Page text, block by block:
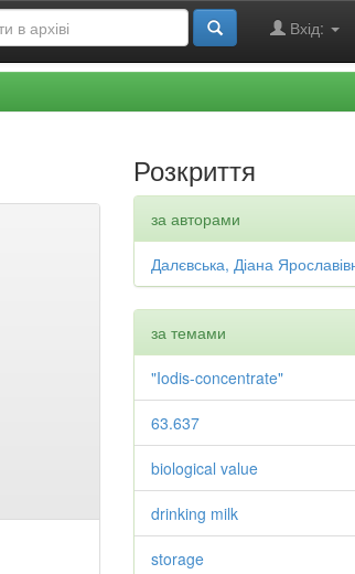
Вхід:
Розкриття
за авторами
Далєвська, Діана
за темами
"Iodis-concentrate"
63.637
biological value
drinking milk
storage